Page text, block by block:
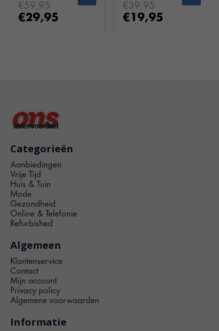
€59,95
€29,95
€39,95
€19,95
Categorieën
Aanbiedingen
Vrije Tijd
Huis & Tuin
Mode
Gezondheid
Online & Telefonie
Refurbished
Algemeen
Klantenservice
Contact
Mijn account
Privacy policy
Algemene voorwaarden
Informatie